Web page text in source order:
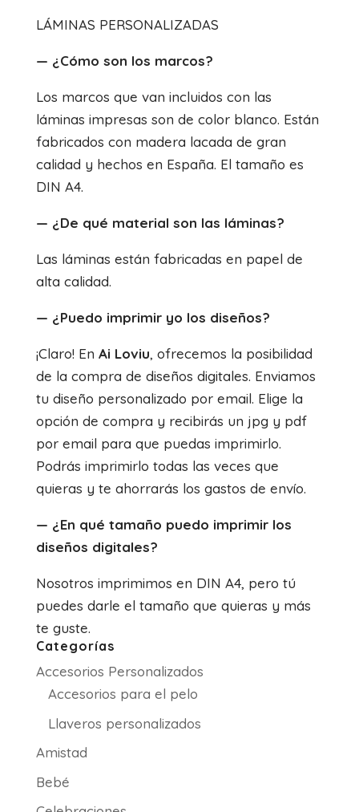
LÁMINAS PERSONALIZADAS
— ¿Cómo son los marcos?
Los marcos que van incluidos con las
láminas impresas son de color blanco. Están
fabricados con madera lacada de gran
calidad y hechos en España. El tamaño es
DIN A4.
— ¿De qué material son las láminas?
Las láminas están fabricadas en papel de
alta calidad.
— ¿Puedo imprimir yo los diseños?
¡Claro! En Ai Loviu, ofrecemos la posibilidad
de la compra de diseños digitales. Enviamos
tu diseño personalizado por email. Elige la
opción de compra y recibirás un jpg y pdf
por email para que puedas imprimirlo.
Podrás imprimirlo todas las veces que
quieras y te ahorrarás los gastos de envío.
— ¿En qué tamaño puedo imprimir los
diseños digitales?
Nosotros imprimimos en DIN A4, pero tú
puedes darle el tamaño que quieras y más
te guste.
Categorías
Accesorios Personalizados
Accesorios para el pelo
Llaveros personalizados
Amistad
Bebé